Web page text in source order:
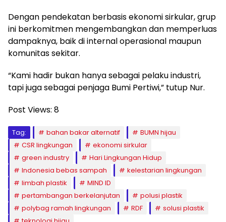
Dengan pendekatan berbasis ekonomi sirkular, grup
ini berkomitmen mengembangkan dan memperluas
dampaknya, baik di internal operasional maupun
komunitas sekitar.
“Kami hadir bukan hanya sebagai pelaku industri,
tapi juga sebagai penjaga Bumi Pertiwi,” tutup Nur.
Post Views: 8
Tag: bahan bakar alternatif
BUMN hijau
CSR lingkungan
ekonomi sirkular
green industry
Hari Lingkungan Hidup
Indonesia bebas sampah
kelestarian lingkungan
limbah plastik
MIND ID
pertambangan berkelanjutan
polusi plastik
polybag ramah lingkungan
RDF
solusi plastik